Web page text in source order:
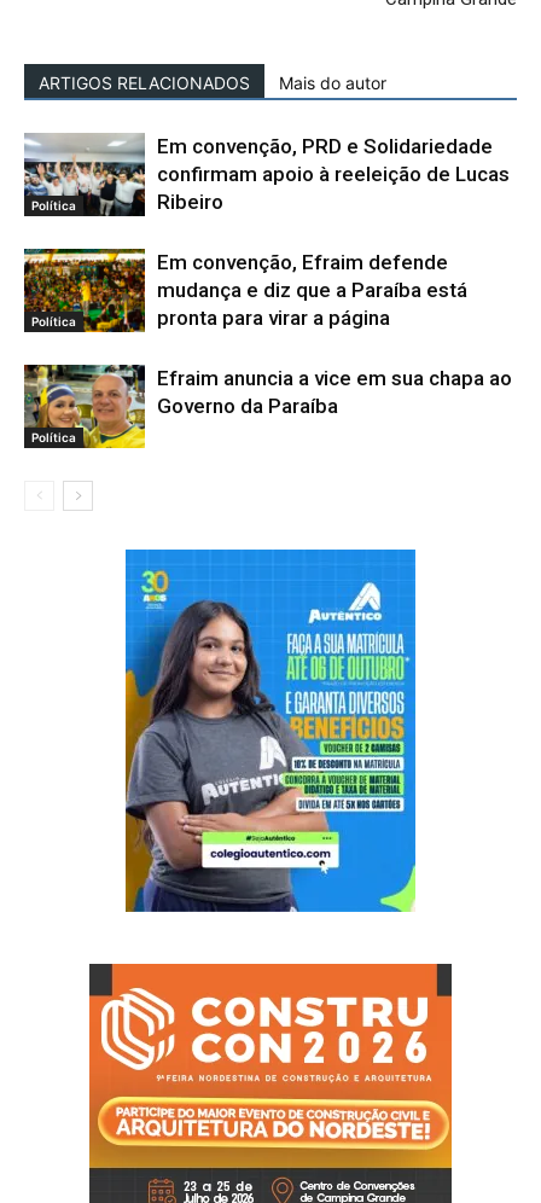
ARTIGOS RELACIONADOS Mais do autor
Política
Em convenção, PRD e Solidariedade
confirmam apoio à reeleição de Lucas
Ribeiro
Política
Em convenção, Efraim defende
mudança e diz que a Paraíba está
pronta para virar a página
Política
Efraim anuncia a vice em sua chapa ao
Governo da Paraíba